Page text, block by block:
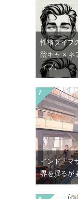
性格タイプ
陰キャ × ネ
ィブ）
インド「マ
界を揺るが